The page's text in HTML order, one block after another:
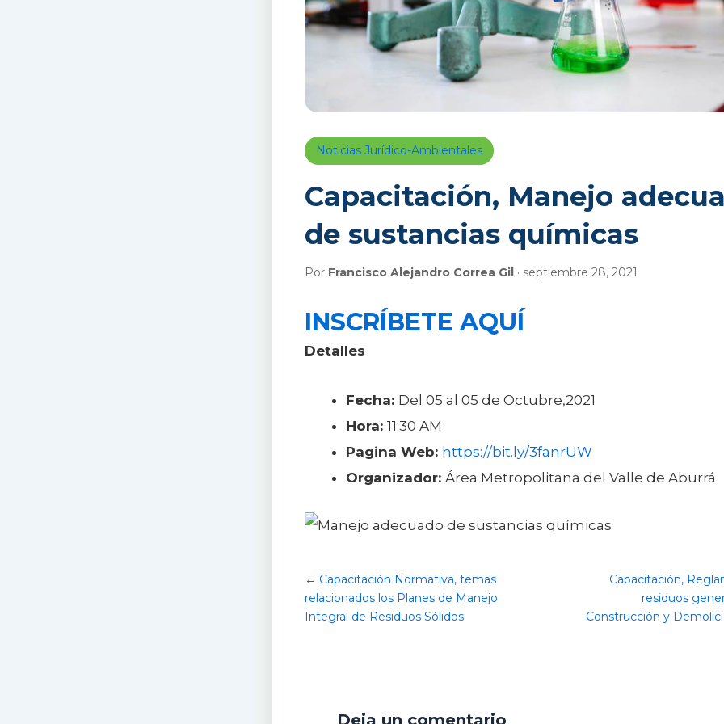
Noticias Jurídico-Ambientales
Capacitación, Manejo
de sustancias químicas
Por Francisco Alejandro Correa Gil · septiembre 28, 2021
INSCR​ÍB​E​TE AQUÍ​​​
Detalles
Fecha: Del 05 al 05 de Octubre,2021
Hora: 11:30 AM
Pagina Web: https://bit.ly/3fanrUW
Organizador: Área Metropolitana del Valle de Aburrá
← Capacitación Normativa, temas
relacionados los Planes de Manejo
Integral de Residuos Sólidos
Capacitación,
residuos
Construcción y